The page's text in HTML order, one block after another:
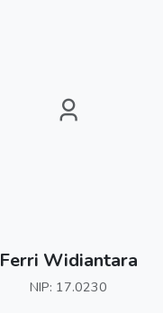
Ferri Widiantara
NIP: 17.0230